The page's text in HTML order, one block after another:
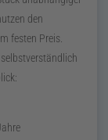
den
festen Preis.